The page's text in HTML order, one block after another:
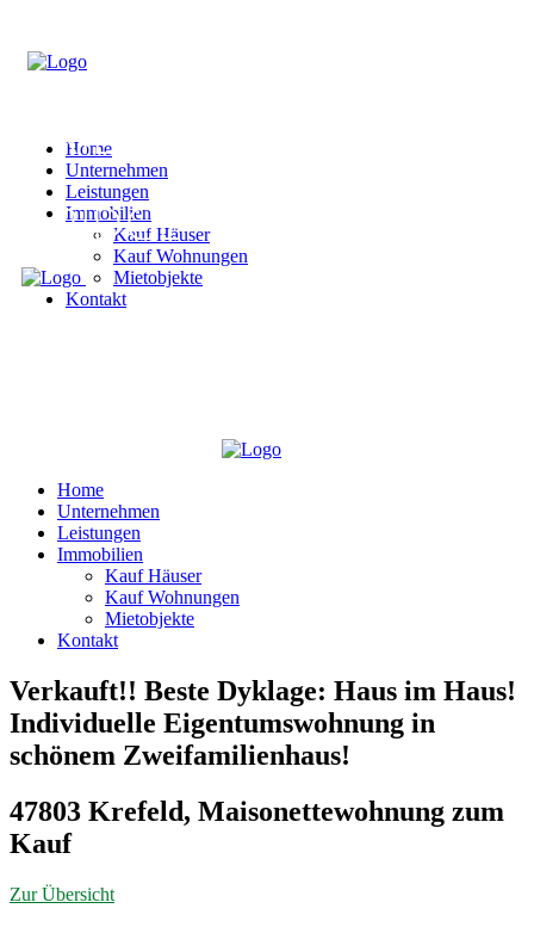
Home
Unternehmen
Leistungen
Immobilien
Kauf Häuser
Kauf Wohnungen
Mietobjekte
Kontakt
Home
Unternehmen
Leistungen
Immobilien
Kauf Häuser
Kauf Wohnungen
Mietobjekte
Kontakt
Verkauft!! Beste Dyklage: Haus im Haus!
Individuelle Eigentumswohnung in
schönem Zweifamilienhaus!
47803 Krefeld, Maisonettewohnung zum
Kauf
Zur Übersicht